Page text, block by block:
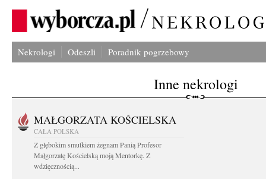
Nekrologi Odeszli Poradnik pogrzebowy
Inne nekrologi
MAŁGORZATA KOŚCIELSKA
CAŁA POLSKA
Z głębokim smutkiem żegnam Panią Profesor
Małgorzatę Kościelską moją Mentorkę. Z
wdzięcznością...